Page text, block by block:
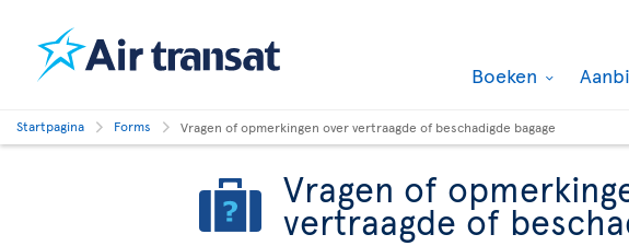
Boeken
Startpagina Forms Vragen of opmerkingen over vertraagde of beschadigde bagage
Vragen of
vertraagde of